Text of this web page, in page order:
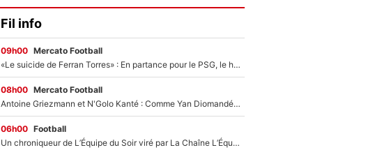
Fil info
09h00 Mercato Football
«Le suicide de Ferran Torres» : En partance pour le PSG, le héros de la finale de la Coupe du monde s'attire les foudres de la presse espagnole !
08h00 Mercato Football
Antoine Griezmann et N'Golo Kanté : Comme Yan Diomandé, les deux champions du monde ont refusé de signer au PSG !
06h00 Football
Un chroniqueur de L’Équipe du Soir viré par La Chaîne L’Équipe : Même Olivier Ménard n’avait pas pu empêcher son départ, «je l’ai appris sur Twitter, je l’ai vécu assez mal»